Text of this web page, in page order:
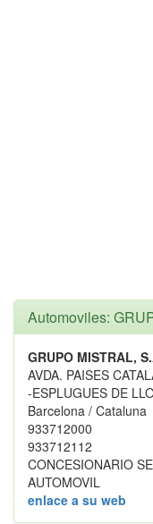
Automoviles:
GRUPO MISTRAL,
AVDA. PAISES
-ESPLUGUES DE
Barcelona / Cataluna
933712000
933712112
CONCESIONARIO
AUTOMOVIL
enlace a su web